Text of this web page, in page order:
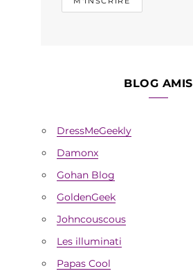
BLOG AMIS
DressMeGeekly
Damonx
Gohan Blog
GoldenGeek
Johncouscous
Les illuminati
Papas Cool